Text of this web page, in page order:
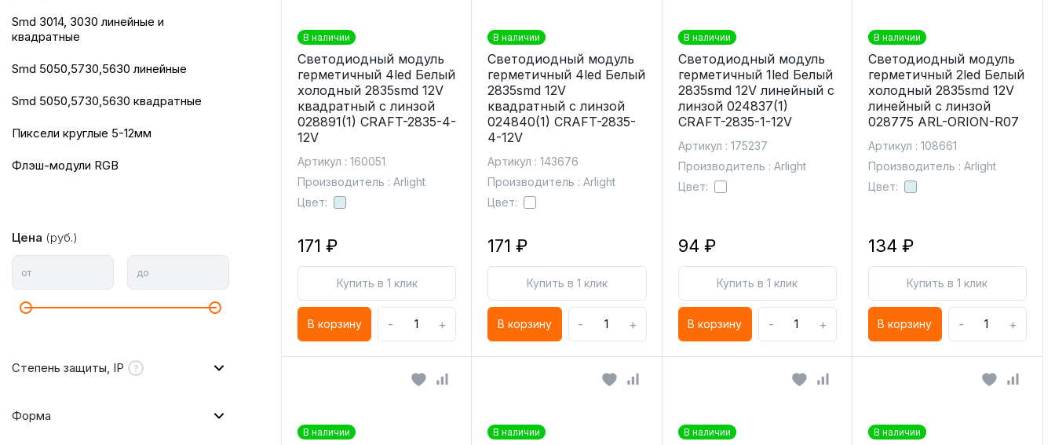
smd 3014, 3030 линейные и
квадратные
smd 5050,5730,5630 линейные
smd 5050,5730,5630 квадратные
пиксели круглые 5-12мм
Флэш-модули RGB
Цена (руб.)
от до
Степень защиты, IP
Форма
В наличии
Светодиодный модуль
герметичный 4led Белый
холодный 2835smd 12V
квадратный с линзой
028891(1) CRAFT-2835-4-
12V
Артикул : 160051
Производитель : Arlight
Цвет:
171 ₽
Купить в 1 клик
В корзину - +
В наличии
Светодиодный модуль
герметичный 4led Белый
2835smd 12V
квадратный с линзой
024840(1) CRAFT-2835-
4-12V
Артикул : 143676
Производитель : Arlight
Цвет:
171 ₽
Купить в 1 клик
В корзину - +
В наличии
Светодиодный модуль
герметичный 1led Белый
2835smd 12V линейный с
линзой 024837(1)
CRAFT-2835-1-12V
Артикул : 175237
Производитель : Arlight
Цвет:
94 ₽
Купить в 1 клик
В корзину - +
В наличии
Светодиодный модуль
герметичный 2led Белый
холодный 2835smd 12V
линейный с линзой
028775 ARL-ORION-R07
Артикул : 108661
Производитель : Arlight
Цвет:
134 ₽
Купить в 1 клик
В корзину - +
В наличии В наличии В наличии В наличии